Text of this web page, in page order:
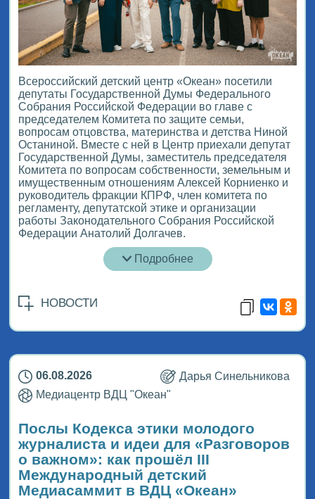
Всероссийский детский центр «Океан» посетили
депутаты Государственной Думы Федерального
Собрания Российской Федерации во главе с
председателем Комитета по защите семьи,
вопросам отцовства, материнства и детства Ниной
Останиной. Вместе с ней в Центр приехали депутат
Государственной Думы, заместитель председателя
Комитета по вопросам собственности, земельным и
имущественным отношениям Алексей Корниенко и
руководитель фракции КПРФ, член комитета по
регламенту, депутатской этике и организации
работы Законодательного Собрания Российской
Федерации Анатолий Долгачев.
Подробнее
НОВОСТИ
06.08.2026
Дарья Синельникова
Медиацентр ВДЦ "Океан"
Послы Кодекса этики молодого
журналиста и идеи для «Разговоров
о важном»: как прошёл ІІІ
Международный детский
Медиасаммит в ВДЦ «Океан»